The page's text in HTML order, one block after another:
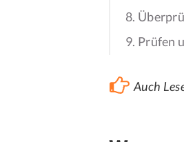
8.
9. Prüfen
Auch